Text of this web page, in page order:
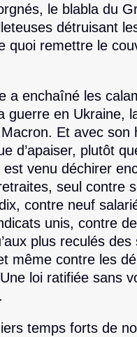
le blabla du
détruisant
quoi remettre le
a enchaîné les
guerre en Ukraine,
Et avec son
d’apaiser, plutôt
est venu déchirer
seul contre
contre neuf
unis, contre
plus reculés des
même contre les
loi ratifiée sans
temps forts de